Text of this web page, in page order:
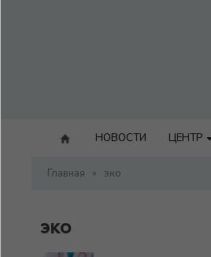
НОВОСТИ ЦЕНТР
Главная » эко
эко